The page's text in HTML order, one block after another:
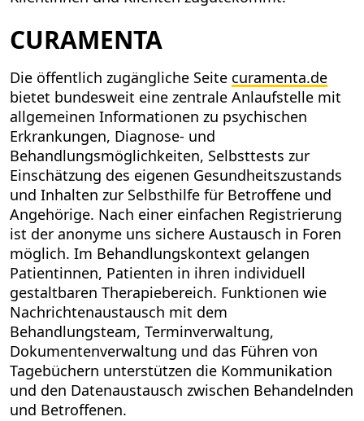
CURAMENTA
Die öffentlich zugängliche Seite curamenta.de
bietet bundesweit eine zentrale Anlaufstelle mit
allgemeinen Informationen zu psychischen
Erkrankungen, Diagnose- und
Behandlungsmöglichkeiten, Selbsttests zur
Einschätzung des eigenen Gesundheitszustands
und Inhalten zur Selbsthilfe für Betroffene und
Angehörige. Nach einer einfachen Registrierung
ist der anonyme uns sichere Austausch in Foren
möglich. Im Behandlungskontext gelangen
Patientinnen, Patienten in ihren individuell
gestaltbaren Therapiebereich. Funktionen wie
Nachrichtenaustausch mit dem
Behandlungsteam, Terminverwaltung,
Dokumentenverwaltung und das Führen von
Tagebüchern unterstützen die Kommunikation
und den Datenaustausch zwischen Behandelnden
und Betroffenen.